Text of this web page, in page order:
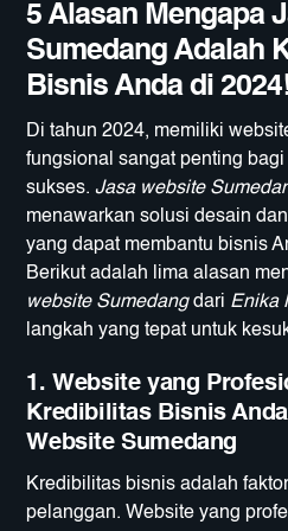
5 Alasan Mengapa
Sumedang Adalah
Bisnis Anda di
Di tahun 2024, memiliki
fungsional sangat penting
sukses.Jasa website
menawarkan solusi desain
yang dapat membantu bisnis
Berikut adalah lima alasan
website Sumedangdari Enika
langkah yang tepat untuk
1. Website yang
Kredibilitas Bisnis
Website Sumedang
Kredibilitas bisnis adalah
pelanggan. Website yang